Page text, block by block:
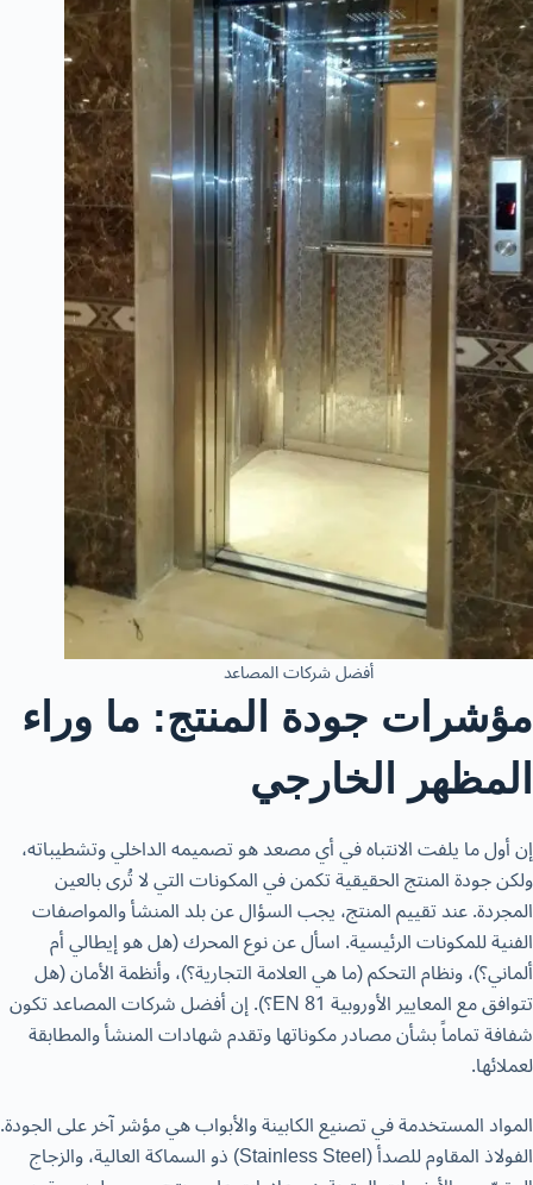
أفضل شركات المصاعد
مؤشرات جودة المنتج: ما وراء
المظهر الخارجي
إن أول ما يلفت الانتباه في أي مصعد هو تصميمه الداخلي وتشطيباته،
ولكن جودة المنتج الحقيقية تكمن في المكونات التي لا تُرى بالعين
المجردة. عند تقييم المنتج، يجب السؤال عن بلد المنشأ والمواصفات
الفنية للمكونات الرئيسية. اسأل عن نوع المحرك (هل هو إيطالي أم
ألماني؟)، ونظام التحكم (ما هي العلامة التجارية؟)، وأنظمة الأمان (هل
تتوافق مع المعايير الأوروبية EN 81؟). إن أفضل شركات المصاعد تكون
شفافة تماماً بشأن مصادر مكوناتها وتقدم شهادات المنشأ والمطابقة
لعملائها.
المواد المستخدمة في تصنيع الكابينة والأبواب هي مؤشر آخر على الجودة.
الفولاذ المقاوم للصدأ (Stainless Steel) ذو السماكة العالية، والزجاج